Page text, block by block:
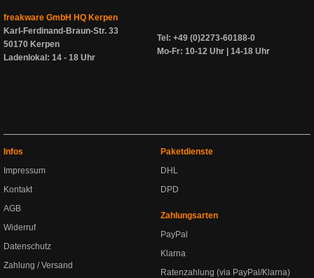
freakware GmbH HQ Kerpen
Karl-Ferdinand-Braun-Str. 33
50170 Kerpen
Ladenlokal: 14 - 18 Uhr
Tel: +49 (0)2273-60188-0
Mo-Fr: 10-12 Uhr | 14-18 Uhr
Infos
Impressum
Kontakt
AGB
Widerruf
Datenschutz
Zahlung / Versand
Paketdienste
DHL
DPD
Zahlungsarten
PayPal
Klarna
Ratenzahlung (via PayPal/Klarna)